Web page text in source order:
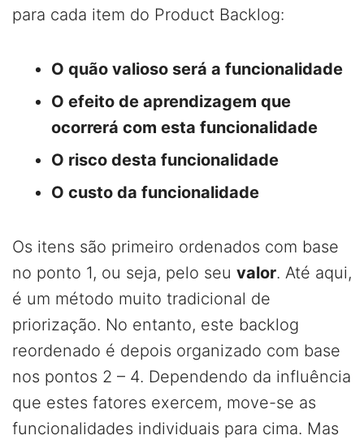
para cada item do Product Backlog:
O quão valioso será a funcionalidade
O efeito de aprendizagem que
ocorrerá com esta funcionalidade
O risco desta funcionalidade
O custo da funcionalidade
Os itens são primeiro ordenados com base
no ponto 1, ou seja, pelo seu valor. Até aqui,
é um método muito tradicional de
priorização. No entanto, este backlog
reordenado é depois organizado com base
nos pontos 2 – 4. Dependendo da influência
que estes fatores exercem, move-se as
funcionalidades individuais para cima. Mas